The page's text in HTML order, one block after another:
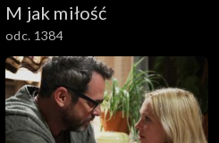
M jak miłość
odc. 1384